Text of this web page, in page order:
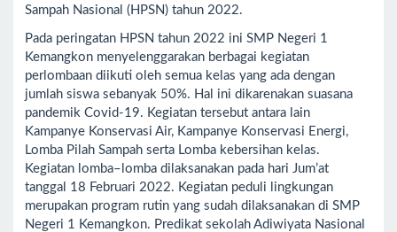
Sampah Nasional (HPSN) tahun 2022.
Pada peringatan HPSN tahun 2022 ini SMP Negeri 1
Kemangkon menyelenggarakan berbagai kegiatan
perlombaan diikuti oleh semua kelas yang ada dengan
jumlah siswa sebanyak 50%. Hal ini dikarenakan suasana
pandemik Covid-19. Kegiatan tersebut antara lain
Kampanye Konservasi Air, Kampanye Konservasi Energi,
Lomba Pilah Sampah serta Lomba kebersihan kelas.
Kegiatan lomba–lomba dilaksanakan pada hari Jum’at
tanggal 18 Februari 2022. Kegiatan peduli lingkungan
merupakan program rutin yang sudah dilaksanakan di SMP
Negeri 1 Kemangkon. Predikat sekolah Adiwiyata Nasional